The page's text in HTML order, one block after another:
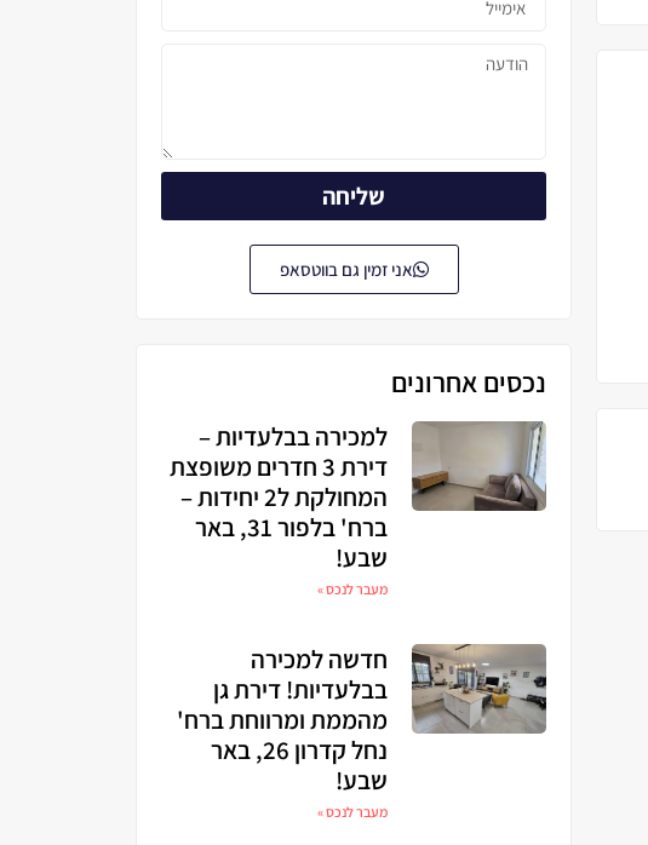
שליחה
אני זמין גם בווטסאפ
נכסים אחרונים
למכירה בבלעדיות –
דירת 3 חדרים משופצת
המחולקת ל2 יחידות –
ברח' בלפור 31, באר
שבע!
מעבר לנכס »
חדשה למכירה
בבלעדיות! דירת גן
מהממת ומרווחת ברח'
נחל קדרון 26, באר
שבע!
מעבר לנכס »